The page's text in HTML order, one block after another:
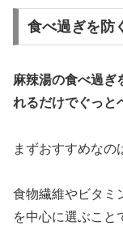
食べ過ぎを防
麻辣湯の食べ過ぎ
れるだけでぐっと
まずおすすめなの
食物繊維やビタミ
を中心に選ぶこと